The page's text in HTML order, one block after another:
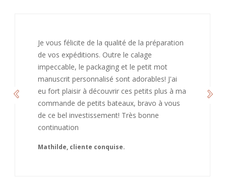
J’ai adoré ouvrir ce paquet votre message est
bienveillant et fait plaisir. Je ne manquerai pas
de recommandé chez vous. Bonne
continuation et merci à vous.
Caroline